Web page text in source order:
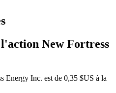
New Fortress
Energy Inc. est de 0,35 $US à la